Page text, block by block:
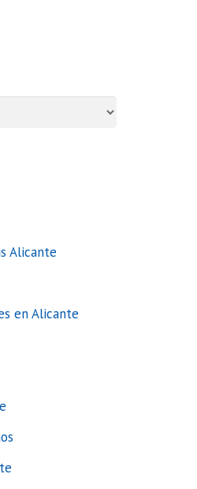
Alicante
en Alicante